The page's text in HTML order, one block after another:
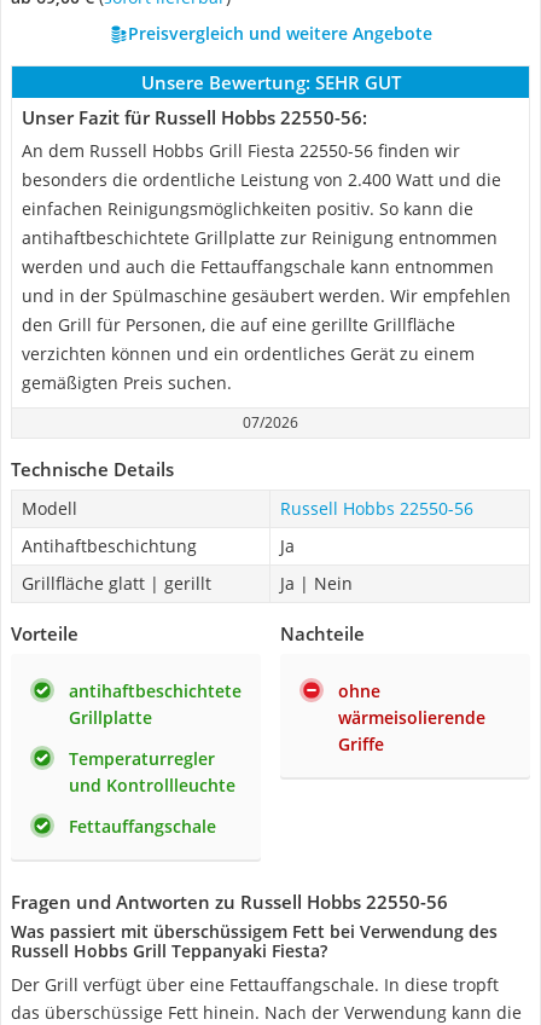
Preisvergleich und weitere Angebote
Unsere Bewertung: SEHR GUT
Unser Fazit für Russell Hobbs 22550-56:
An dem Russell Hobbs Grill Fiesta ‎22550-56 finden wir
besonders die ordentliche Leistung von 2.400 Watt und die
einfachen Reinigungsmöglichkeiten positiv. So kann die
antihaftbeschichtete Grillplatte zur Reinigung entnommen
werden und auch die Fettauffangschale kann entnommen
und in der Spülmaschine gesäubert werden. Wir empfehlen
den Grill für Personen, die auf eine gerillte Grillfläche
verzichten können und ein ordentliches Gerät zu einem
gemäßigten Preis suchen.
07/2026
Technische Details
Modell
Russell Hobbs 22550-56
Antihaftbeschichtung
Ja
Grillfläche glatt | gerillt
Ja | Nein
Vorteile
antihaftbeschichtete
Grillplatte
Temperaturregler
und Kontrollleuchte
Fettauffangschale
Nachteile
ohne
wärmeisolierende
Griffe
Fragen und Antworten zu Russell Hobbs 22550-56
Was passiert mit überschüssigem Fett bei Verwendung des
Russell Hobbs Grill Teppanyaki Fiesta?
Der Grill verfügt über eine Fettauffangschale. In diese tropft
das überschüssige Fett hinein. Nach der Verwendung kann die